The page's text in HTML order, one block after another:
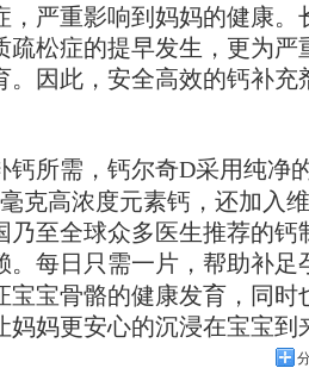
，严重影响到妈妈的健康。
疏松症的提早发生，更为严
。因此，安全高效的钙补充
钙所需，钙尔奇D采用纯净
克高浓度元素钙，还加入
乃至全球众多医生推荐的钙
。每日只需一片，帮助补足
宝宝骨骼的健康发育，同时
妈妈更安心的沉浸在宝宝到